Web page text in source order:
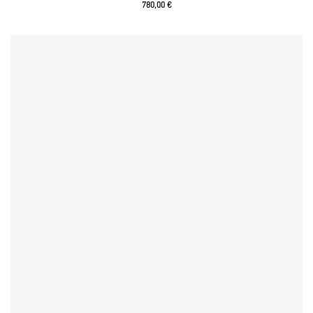
780,00€